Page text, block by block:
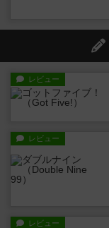
レビュー
レビュー
レビュー